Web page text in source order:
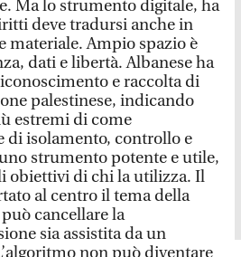
Ma lo strumento digitale, ha
deve tradursi anche in
materiale. Ampio spazio è
dati e libertà. Albanese ha
e raccolta di
palestinese, indicando
estremi di come
di isolamento, controllo e
strumento potente e utile,
obiettivi di chi la utilizza. Il
al centro il tema della
cancellare la
sia assistita da un
non può diventare